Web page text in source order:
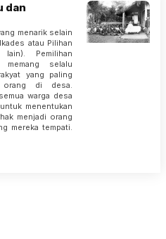
dan
menarik selain
atau Pilihan
Pemilihan
selalu
yang paling
orang di desa.
warga desa
menentukan
menjadi orang
mereka tempati.